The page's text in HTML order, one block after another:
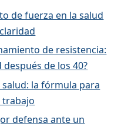
de fuerza en la salud
de resistencia:
de los 40?
la fórmula para
trabajo
defensa ante un